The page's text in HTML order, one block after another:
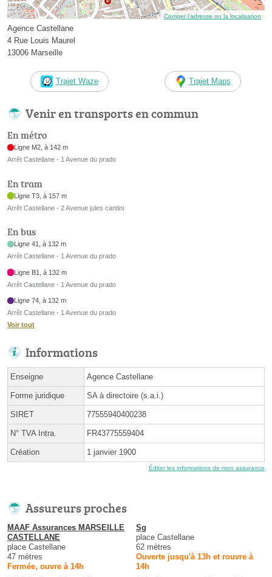
Corriger l’adresse ou la localisation
Agence Castellane
4 Rue Louis Maurel
13006 Marseille
Trajet Waze Trajet Maps
Venir en transports en commun
En métro
Ligne M2, à 142 m
Arrêt Castellane - 1 Avenue du prado
En tram
Ligne T3, à 157 m
Arrêt Castellane - 2 Avenue jules cantini
En bus
Ligne 41, à 132 m
Arrêt Castellane - 1 Avenue du prado
Ligne B1, à 132 m
Arrêt Castellane - 1 Avenue du prado
Ligne 74, à 132 m
Arrêt Castellane - 1 Avenue du prado
Voir tout
Informations
Enseigne Agence Castellane
Forme juridique SA à directoire (s.a.i.)
SIRET 77555940400238
N° TVA Intra. FR43775559404
Création 1 janvier 1900
Éditer les informations de mon assurance
Assureurs proches
MAAF Assurances MARSEILLE
CASTELLANE
place Castellane
47 mètres
Fermée, ouvre à 14h
Sg
place Castellane
62 mètres
Ouverte jusqu'à 13h et rouvre à
14h